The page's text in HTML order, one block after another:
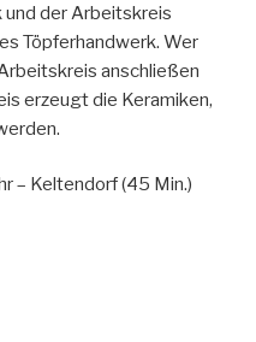
und der Arbeitskreis
Töpferhandwerk. Wer
anschließen
erzeugt die Keramiken,
– Keltendorf (45 Min.)